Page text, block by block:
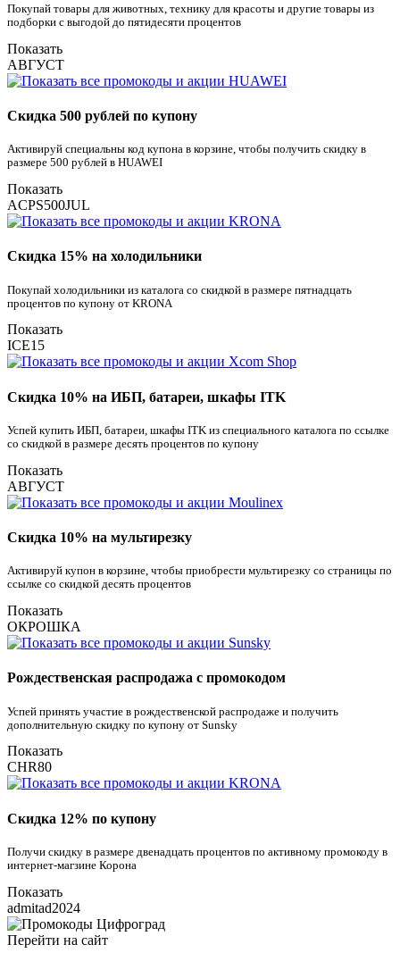
Покупай товары для животных, технику для красоты и другие товары из
подборки с выгодой до пятидесяти процентов
Показать
АВГУСТ
Скидка 500 рублей по купону
Активируй специальны код купона в корзине, чтобы получить скидку в
размере 500 рублей в HUAWEI
Показать
ACPS500JUL
Скидка 15% на холодильники
Покупай холодильники из каталога со скидкой в размере пятнадцать
процентов по купону от KRONA
Показать
ICE15
Скидка 10% на ИБП, батареи, шкафы ITK
Успей купить ИБП, батареи, шкафы ITK из специального каталога по ссылке
со скидкой в размере десять процентов по купону
Показать
АВГУСТ
Скидка 10% на мультирезку
Активируй купон в корзине, чтобы приобрести мультирезку со страницы по
ссылке со скидкой десять процентов
Показать
ОКРОШКА
Рождественская распродажа с промокодом
Успей принять участие в рождественской распродаже и получить
дополнительную скидку по купону от Sunsky
Показать
CHR80
Скидка 12% по купону
Получи скидку в размере двенадцать процентов по активному промокоду в
интернет-магзине Корона
Показать
admitad2024
Перейти на сайт